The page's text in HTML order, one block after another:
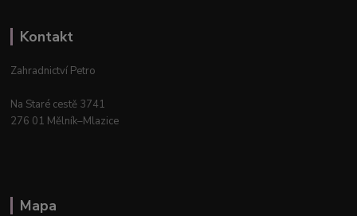
Kontakt
Zahradnictví Petro
Na Staré cestě 3741
276 01 Mělník–Mlazice
Mapa